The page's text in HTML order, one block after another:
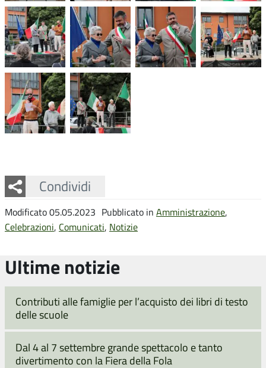
Condividi
Facebook
Twitter
Whatsapp
Modificato 05.05.2023 Pubblicato in Amministrazione,
Celebrazioni, Comunicati, Notizie
Ultime notizie
Contributi alle famiglie per l’acquisto dei libri di testo
delle scuole
Dal 4 al 7 settembre grande spettacolo e tanto
divertimento con la Fiera della Fola